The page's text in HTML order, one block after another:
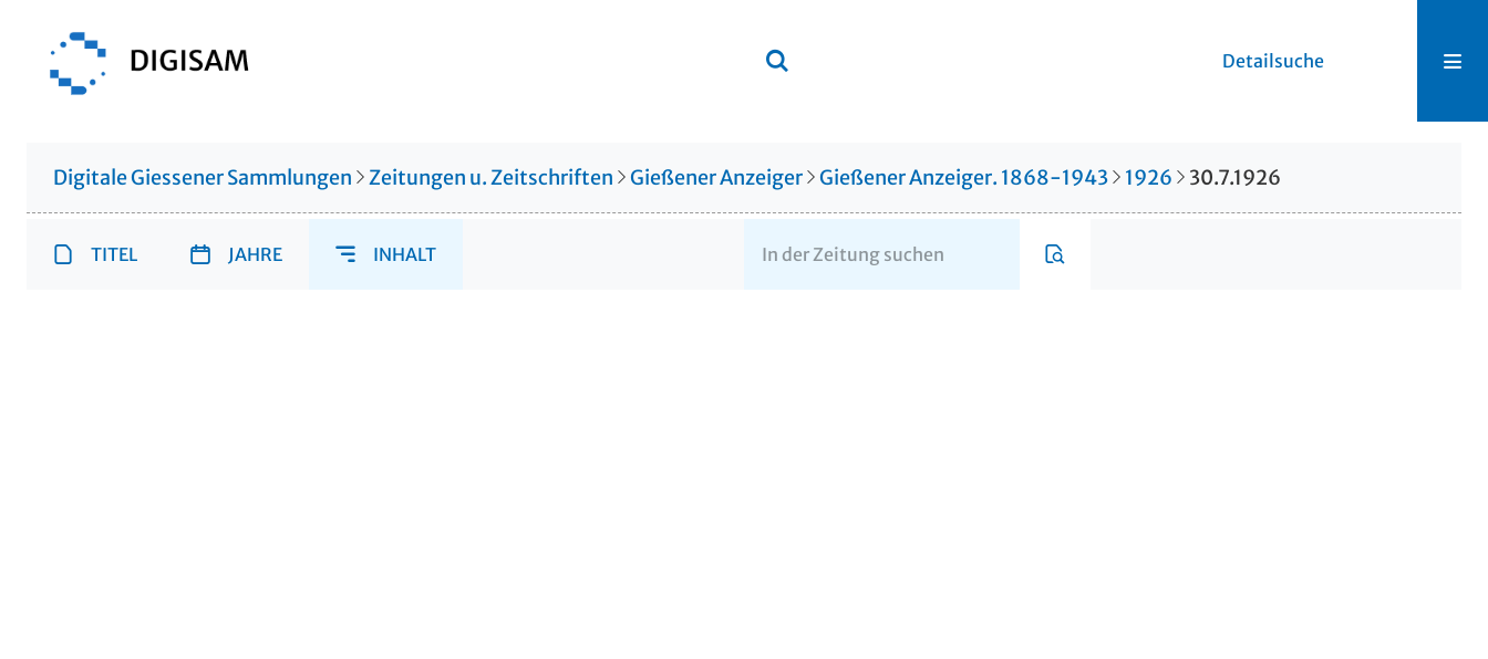
Detailsuche
Digitale Giessener Sammlungen Zeitungen u. Zeitschriften Gießener Anzeiger Gießener Anzeiger. 1868-1943 1926 30.7.1926
TITEL JAHRE INHALT